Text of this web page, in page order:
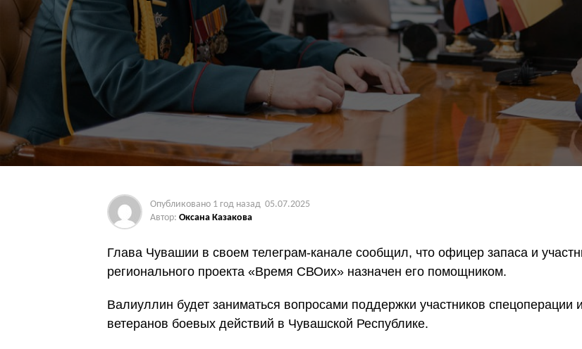
Опубликовано 1 год назад 05.07.2025
Автор: Оксана Казакова
Глава Чувашии в своем телеграм-канале сообщил, что офицер запаса и
регионального проекта «Время СВОих» назначен его помощником.
Валиуллин будет заниматься вопросами поддержки участников спецоперации
ветеранов боевых действий в Чувашской Республике.